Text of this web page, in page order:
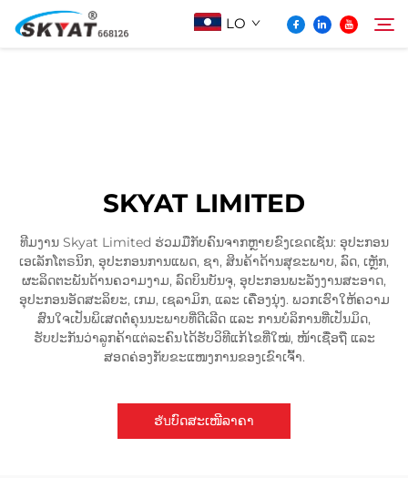
LO
ໂປເจັກ
ຂ່າວ
SKYAT LIMITED
ທີມງານ Skyat Limited ຮ່ວມມືກັບຄົນຈາກຫຼາຍຂົງເຂດເຊັ່ນ: ອຸປະກອນ
ເອເລັກໂຕຣນິກ, ອຸປະກອນການແພດ, ຊາ, ສິນຄ້າດ້ານສຸຂະພາບ, ລົດ, ເຫຼັກ,
ຜະລິດຕະພັນດ້ານຄວາມງາມ, ລົດບິນບັນຈຸ, ອຸປະກອນພະລັງງານສະອາດ,
ອຸປະກອນອັດສະລິຍະ, ເກມ, ເຊລາມິກ, ແລະ ເຄື່ອງນຸ່ງ. ພວກເຮົາໃຫ້ຄວາມ
ສົນໃຈເປັນພິເສດຕໍ່ຄຸນນະພາບທີ່ດີເລີດ ແລະ ການບໍລິການທີ່ເປັນມິດ,
ຮັບປະກັນວ່າລູກຄ້າແຕ່ລະຄົນໄດ້ຮັບວິທີແກ້ໄຂທີ່ໃໝ່, ໜ້າເຊື່ອຖື ແລະ
ສອດຄ່ອງກັບຂະແໜງການຂອງເຂົາເຈົ້າ.
ຮับບົດສະເໜີລາຄາ